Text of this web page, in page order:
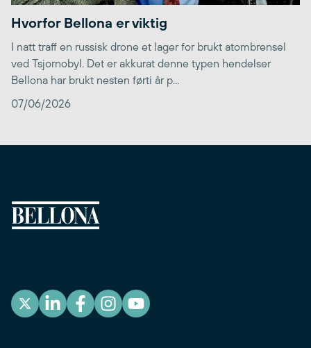
Hvorfor Bellona er viktig
I natt traff en russisk drone et lager for brukt atombrensel
ved Tsjornobyl. Det er akkurat denne typen hendelser
Bellona har brukt nesten førti år p...
07/06/2026